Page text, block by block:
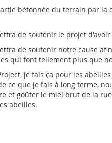
bétonnée du terrain par
de soutenir le projet
de soutenir notre cause
qui font tellement plus que
je fais ça pour les
ce que je fais à long terme,
et goûter le miel brut de la
abeilles.